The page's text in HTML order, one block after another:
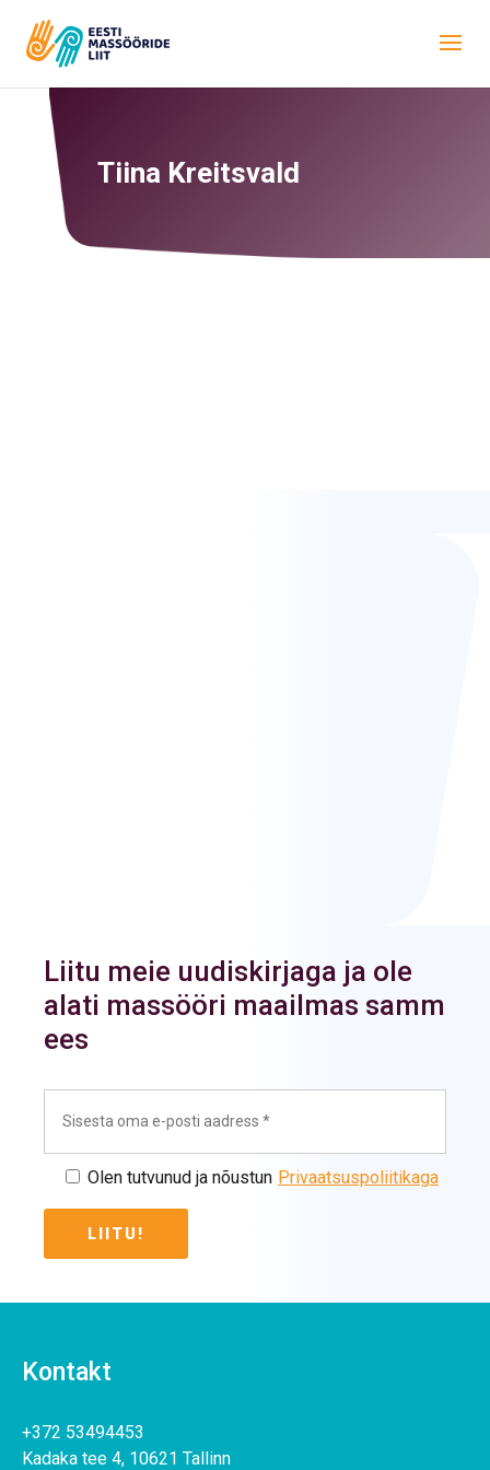
Tiina Kreitsvald
Liitu meie uudiskirjaga ja ole
alati massööri maailmas samm
ees
Olen tutvunud ja nõustun Privaatsuspoliitikaga
Kontakt
+372 53494453
Kadaka tee 4, 10621 Tallinn